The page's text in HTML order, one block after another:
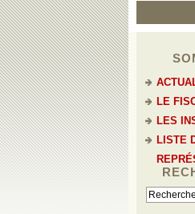
LE
LES
LISTE